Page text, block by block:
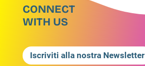
CONNECT
WITH US
Iscriviti alla nostra Newsletter